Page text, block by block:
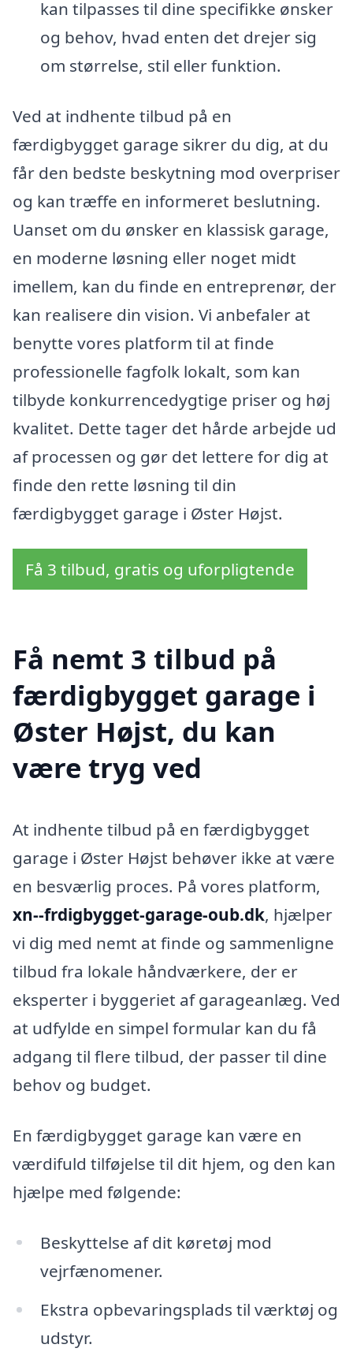
kan tilpasses til dine specifikke ønsker
og behov, hvad enten det drejer sig
om størrelse, stil eller funktion.
Ved at indhente tilbud på en
færdigbygget garage sikrer du dig, at du
får den bedste beskytning mod overpriser
og kan træffe en informeret beslutning.
Uanset om du ønsker en klassisk garage,
en moderne løsning eller noget midt
imellem, kan du finde en entreprenør, der
kan realisere din vision. Vi anbefaler at
benytte vores platform til at finde
professionelle fagfolk lokalt, som kan
tilbyde konkurrencedygtige priser og høj
kvalitet. Dette tager det hårde arbejde ud
af processen og gør det lettere for dig at
finde den rette løsning til din
færdigbygget garage i Øster Højst.
Få 3 tilbud, gratis og uforpligtende
Få nemt 3 tilbud på
færdigbygget garage i
Øster Højst, du kan
være tryg ved
At indhente tilbud på en færdigbygget
garage i Øster Højst behøver ikke at være
en besværlig proces. På vores platform,
xn--frdigbygget-garage-oub.dk, hjælper
vi dig med nemt at finde og sammenligne
tilbud fra lokale håndværkere, der er
eksperter i byggeriet af garageanlæg. Ved
at udfylde en simpel formular kan du få
adgang til flere tilbud, der passer til dine
behov og budget.
En færdigbygget garage kan være en
værdifuld tilføjelse til dit hjem, og den kan
hjælpe med følgende:
Beskyttelse af dit køretøj mod
vejrfænomener.
Ekstra opbevaringsplads til værktøj og
udstyr.